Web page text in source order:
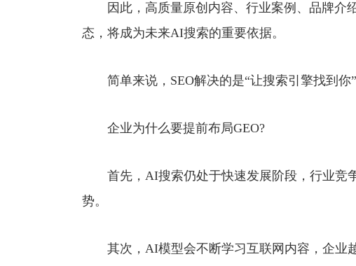
因此，高质量原创内容、行业案例、品牌介
态，将成为未来AI搜索的重要依据。
简单来说，SEO解决的是“让搜索引擎找到你”
企业为什么要提前布局GEO?
首先，AI搜索仍处于快速发展阶段，行业竞
势。
其次，AI模型会不断学习互联网内容，企业